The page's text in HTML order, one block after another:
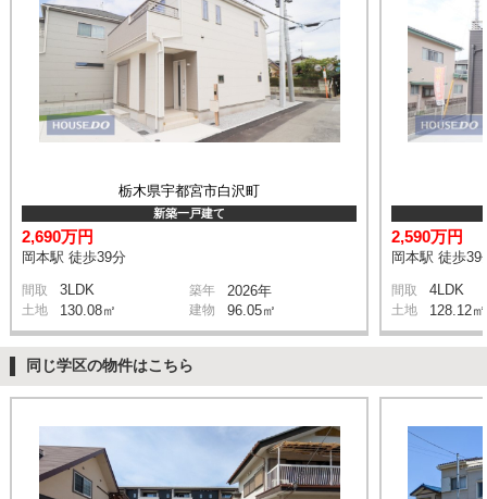
栃木県宇都宮市白沢町
新築一戸建て
2,690万円
岡本駅 徒歩39分
間取 3LDK 築年 2026年
土地 130.08㎡ 建物 96.05㎡
2,590万円
岡本駅 徒歩39
間取 4LDK
土地 128.12㎡
同じ学区の物件はこちら